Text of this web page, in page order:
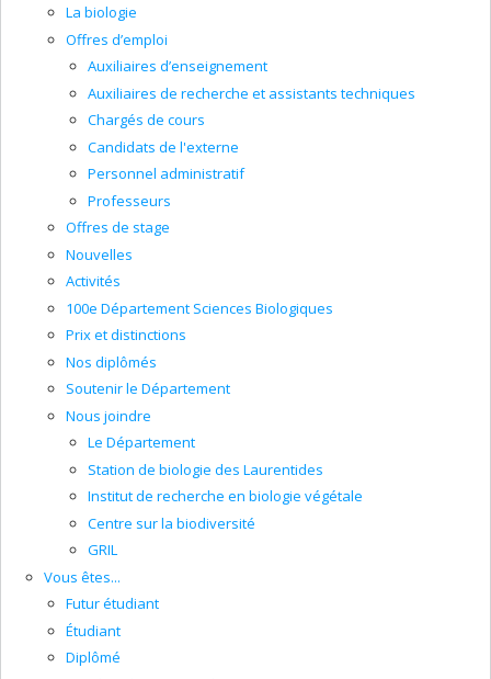
La biologie
Offres d’emploi
Auxiliaires d’enseignement
Auxiliaires de recherche et assistants techniques
Chargés de cours
Candidats de l'externe
Personnel administratif
Professeurs
Offres de stage
Nouvelles
Activités
100e Département Sciences Biologiques
Prix et distinctions
Nos diplômés
Soutenir le Département
Nous joindre
Le Département
Station de biologie des Laurentides
Institut de recherche en biologie végétale
Centre sur la biodiversité
GRIL
Vous êtes...
Futur étudiant
Étudiant
Diplômé